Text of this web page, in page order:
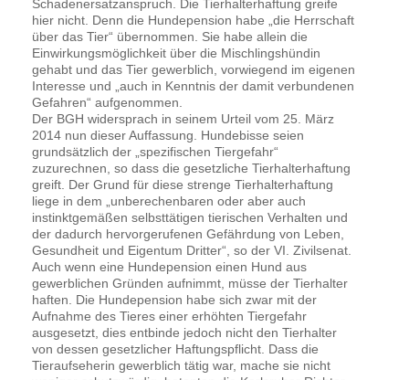
Schadenersatzanspruch. Die Tierhalterhaftung greife
hier nicht. Denn die Hundepension habe „die Herrschaft
über das Tier“ übernommen. Sie habe allein die
Einwirkungsmöglichkeit über die Mischlingshündin
gehabt und das Tier gewerblich, vorwiegend im eigenen
Interesse und „auch in Kenntnis der damit verbundenen
Gefahren“ aufgenommen.
Der BGH widersprach in seinem Urteil vom 25. März
2014 nun dieser Auffassung. Hundebisse seien
grundsätzlich der „spezifischen Tiergefahr“
zuzurechnen, so dass die gesetzliche Tierhalterhaftung
greift. Der Grund für diese strenge Tierhalterhaftung
liege in dem „unberechenbaren oder aber auch
instinktgemäßen selbsttätigen tierischen Verhalten und
der dadurch hervorgerufenen Gefährdung von Leben,
Gesundheit und Eigentum Dritter“, so der VI. Zivilsenat.
Auch wenn eine Hundepension einen Hund aus
gewerblichen Gründen aufnimmt, müsse der Tierhalter
haften. Die Hundepension habe sich zwar mit der
Aufnahme des Tieres einer erhöhten Tiergefahr
ausgesetzt, dies entbinde jedoch nicht den Tierhalter
von dessen gesetzlicher Haftungspflicht. Dass die
Tieraufseherin gewerblich tätig war, mache sie nicht